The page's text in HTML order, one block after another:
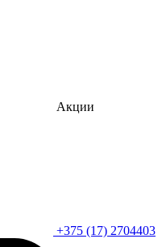
Акции
+375 (17) 2704403